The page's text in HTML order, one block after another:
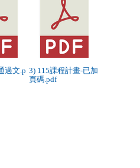
過文.p
畫-
3) 115課程計畫-已加
頁碼.pdf